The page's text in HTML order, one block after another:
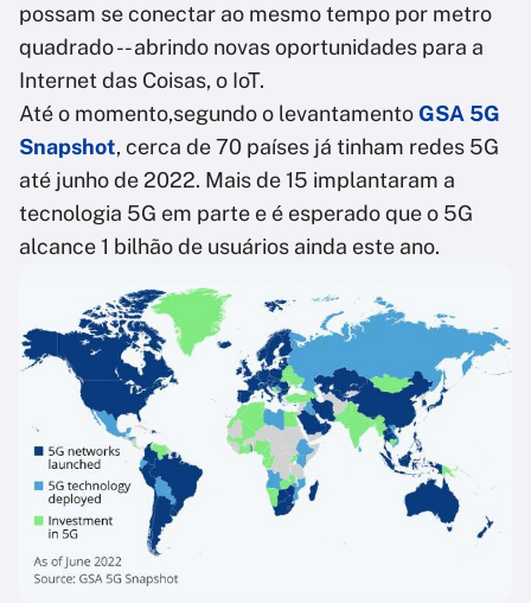
possam se conectar ao mesmo tempo por metro
quadrado -- abrindo novas oportunidades para a
Internet das Coisas, o IoT.
Até o momento,segundo o levantamentoGSA 5G
Snapshot, cerca de 70 países já tinham redes 5G
até junho de 2022. Mais de 15 implantaram a
tecnologia 5G em parte e é esperado que o 5G
alcance 1 bilhão de usuários ainda este ano.